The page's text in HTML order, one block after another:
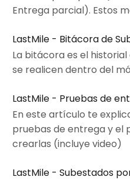
Entrega parcial). Estos
LastMile - Bitácora de
La bitácora es el
se realicen dentro del
LastMile - Pruebas de
En este artículo te
pruebas de entrega y el
crearlas (incluye video)
LastMile - Subestados